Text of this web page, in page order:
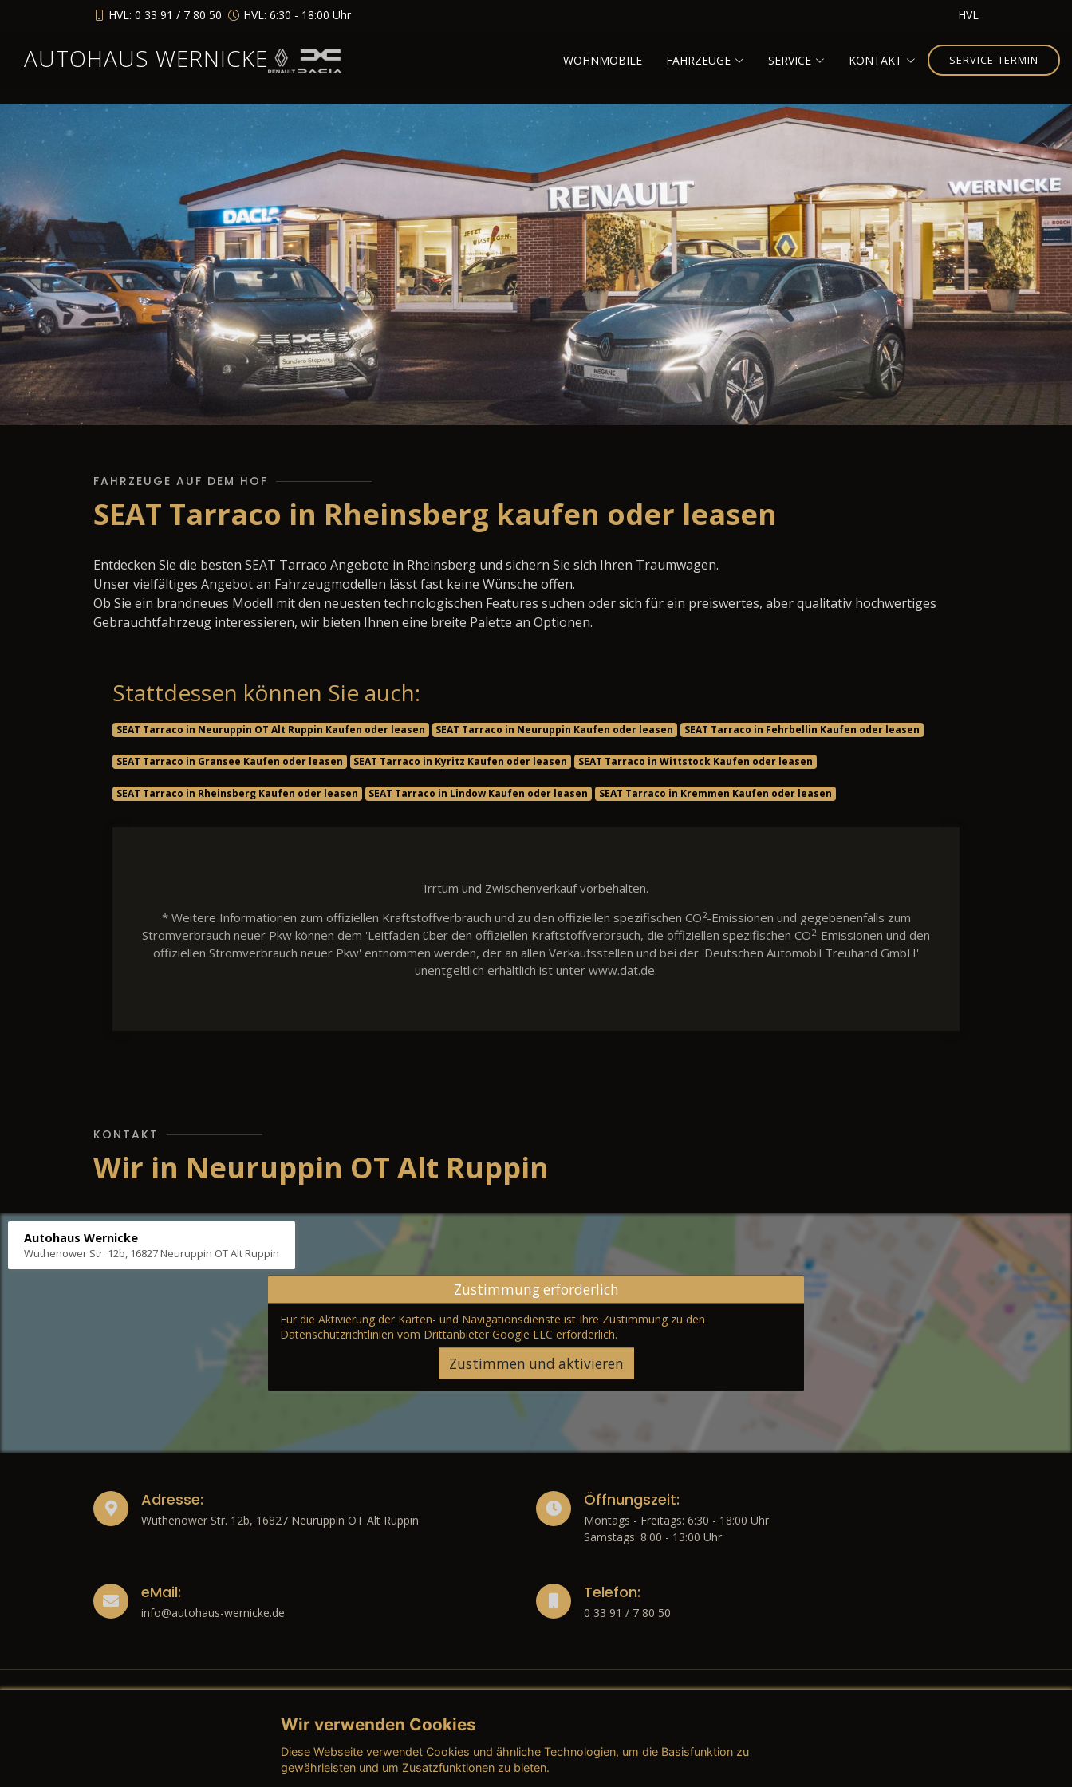
HVL: 0 33 91 / 7 80 50 HVL: 6:30 - 18:00 Uhr HVL
AUTOHAUS WERNICKE WOHNMOBILE FAHRZEUGE SERVICE KONTAKT SERVICE-TERMIN
FAHRZEUGE AUF DEM HOF
SEAT Tarraco in Rheinsberg kaufen oder leasen
Entdecken Sie die besten SEAT Tarraco Angebote in Rheinsberg und sichern Sie sich Ihren Traumwagen.
Unser vielfältiges Angebot an Fahrzeugmodellen lässt fast keine Wünsche offen.
Ob Sie ein brandneues Modell mit den neuesten technologischen Features suchen oder sich für ein preiswertes, aber qualitativ hochwertiges
Gebrauchtfahrzeug interessieren, wir bieten Ihnen eine breite Palette an Optionen.
Stattdessen können Sie auch:
SEAT Tarraco in Neuruppin OT Alt Ruppin Kaufen oder leasen SEAT Tarraco in Neuruppin Kaufen oder leasen SEAT Tarraco in Fehrbellin Kaufen oder leasen
SEAT Tarraco in Gransee Kaufen oder leasen SEAT Tarraco in Kyritz Kaufen oder leasen SEAT Tarraco in Wittstock Kaufen oder leasen
SEAT Tarraco in Rheinsberg Kaufen oder leasen SEAT Tarraco in Lindow Kaufen oder leasen SEAT Tarraco in Kremmen Kaufen oder leasen
Irrtum und Zwischenverkauf vorbehalten.
* Weitere Informationen zum offiziellen Kraftstoffverbrauch und zu den offiziellen spezifischen CO2-Emissionen und gegebenenfalls zum
Stromverbrauch neuer Pkw können dem 'Leitfaden über den offiziellen Kraftstoffverbrauch, die offiziellen spezifischen CO2-Emissionen und den
offiziellen Stromverbrauch neuer Pkw' entnommen werden, der an allen Verkaufsstellen und bei der 'Deutschen Automobil Treuhand GmbH'
unentgeltlich erhältlich ist unter www.dat.de.
KONTAKT
Wir in Neuruppin OT Alt Ruppin
Autohaus Wernicke
Wuthenower Str. 12b, 16827 Neuruppin OT Alt Ruppin
Zustimmung erforderlich
Für die Aktivierung der Karten- und Navigationsdienste ist Ihre Zustimmung zu den
Datenschutzrichtlinien vom Drittanbieter Google LLC erforderlich.
Zustimmen und aktivieren
Adresse:
Wuthenower Str. 12b, 16827 Neuruppin OT Alt Ruppin
Öffnungszeit:
Montags - Freitags: 6:30 - 18:00 Uhr
Samstags: 8:00 - 13:00 Uhr
eMail:
info@autohaus-wernicke.de
Telefon:
0 33 91 / 7 80 50
Rechtliches
→ Impressum
→ AGB (Neuwagen)
→ AGB (Teile & Zubehör)
Wir verwenden Cookies
Diese Webseite verwendet Cookies und ähnliche Technologien, um die Basisfunktion zu
gewährleisten und um Zusatzfunktionen zu bieten.